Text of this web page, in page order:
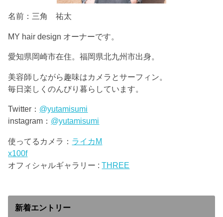
名前：三角 祐太
MY hair design オーナーです。
愛知県岡崎市在住。福岡県北九州市出身。
美容師しながら趣味はカメラとサーフィン。
毎日楽しくのんびり暮らしています。
Twitter： @yutamisumi
instagram： @yutamisumi
使ってるカメラ： ライカM
x100f
オフィシャルギャラリー :THREE
新着エントリー